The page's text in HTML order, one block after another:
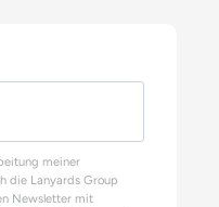
meiner
die Lanyards Group
Newsletter mit